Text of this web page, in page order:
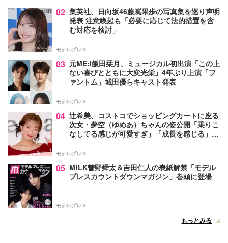
02 集英社、日向坂46藤嶌果歩の写真集を巡り声明
発表 注意喚起も「必要に応じて法的措置を含
む対応を検討」
モデルプレス
03 元ME:I飯田栞月、ミュージカル初出演「この上
ない喜びとともに大変光栄」4年ぶり上演「フ
ァントム」城田優らキャスト発表
モデルプレス
04 辻希美、コストコでショッピングカートに座る
次女・夢空（ゆめあ）ちゃんの姿公開「乗りこ
なしてる感じが可愛すぎ」「成長を感じる」の
モデルプレス
05 M!LK曽野舜太＆吉田仁人の表紙解禁「モデル
プレスカウントダウンマガジン」巻頭に登場
モデルプレス
もっとみる